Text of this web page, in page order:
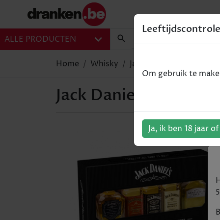
ALLE PRODUCTEN
Home Whisky Jack Daniel's Variety
Jack Daniel's Variety
Leeftijdscontrole
Om gebruik te
Ja, ik ben 18 jaar